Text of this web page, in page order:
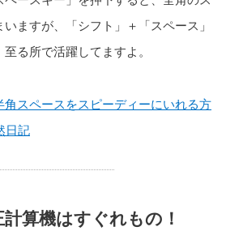
ますが、「シフト」＋「スペース」
る所で活躍してますよ。
角スペースをスピーディーにいれる方
日記
算機はすぐれもの！